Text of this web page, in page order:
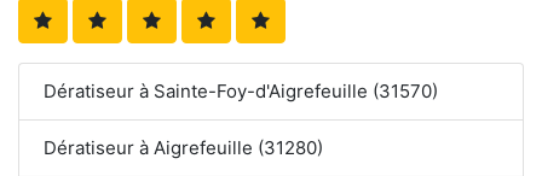
Dératiseur à Sainte-Foy-d'Aigrefeuille (31570)
Dératiseur à Aigrefeuille (31280)